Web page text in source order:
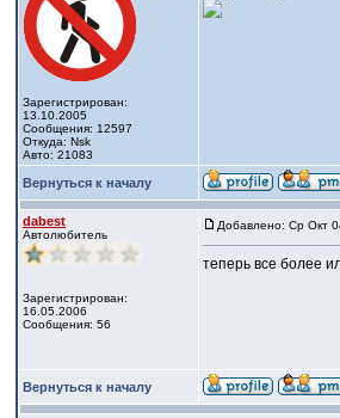
Зарегистрирован:
13.10.2005
Сообщения: 12597
Откуда: Nsk
Авто: 21083
Вернуться к началу
dabest
Автолюбитель
Зарегистрирован:
16.05.2006
Сообщения: 56
Добавлено: Ср Окт
теперь все более
Вернуться к началу